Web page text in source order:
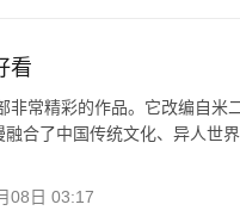
看
非常精彩的作品。它改编自
合了中国传统文化、异人世
08日 03:17